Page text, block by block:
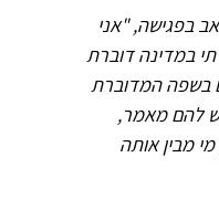
בפגישה, "אני
במדינה דוברת
בשפה המדוברת
להם מאמר,
מבין אותה